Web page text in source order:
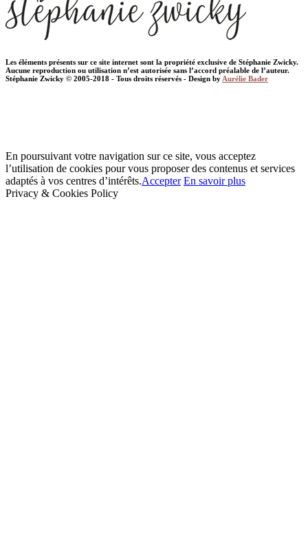
Les éléments présents sur ce site internet sont la propriété exclusive de Stéphanie Zwicky.
Aucune reproduction ou utilisation n’est autorisée sans l’accord préalable de l’auteur.
Stéphanie Zwicky © 2005-2018 - Tous droits réservés - Design by Aurélie Bader
En poursuivant votre navigation sur ce site, vous acceptez
l’utilisation de cookies pour vous proposer des contenus et services
adaptés à vos centres d’intérêts.Accepter En savoir plus
Privacy & Cookies Policy